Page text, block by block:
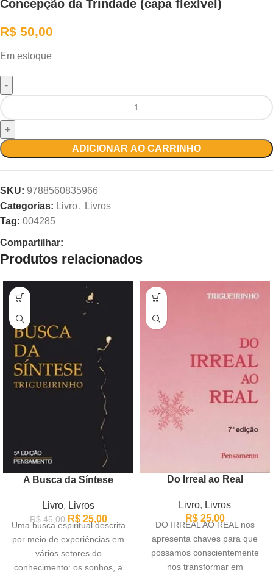
Concepção da Trindade (capa flexível)
R$ 50,00
Em estoque
ADICIONAR AO CARRINHO
SKU: 9788560835966
Categorias: Livro, Livros
Tag: 004285
Compartilhar:
Produtos relacionados
A Busca da Síntese
Livro, Livros
R$45,00 R$25,00
Uma busca espiritual descrita
por meio de experiências em
vários setores do
conhecimento: os sonhos, a
Do Irreal ao Real
Livro, Livros
R$25,00
DO IRREAL AO REAL nos
apresenta chaves para que
possamos conscientemente
nos transformar em